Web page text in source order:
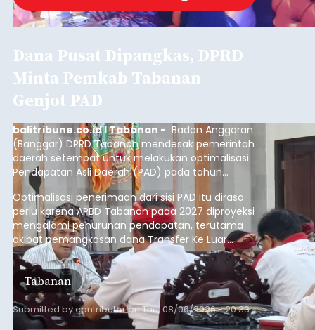
Dana Pusat Dipangkas, DPRD
Minta Pemkab Tabanan
Genjot PAD
balitribune.co.id I Tabanan - Badan Anggaran
(Banggar) DPRD Tabanan mendesak pemerintah
daerah setempat untuk melakukan optimalisasi
Pendapatan Asli Daerah (PAD) pada tahun
anggaran 2027.
Optimalisasi penerimaan dari sisi PAD itu dirasa
perlu karena APBD Tabanan pada 2027 diproyeksi
mengalami penurunan pendapatan, terutama
akibat pemangkasan dana Transfer Ke Luar
Daerah (TKD) dari pemerintah pusat.
Tabanan
Submitted bycontributoronThu, 08/06/2026 - 20:33